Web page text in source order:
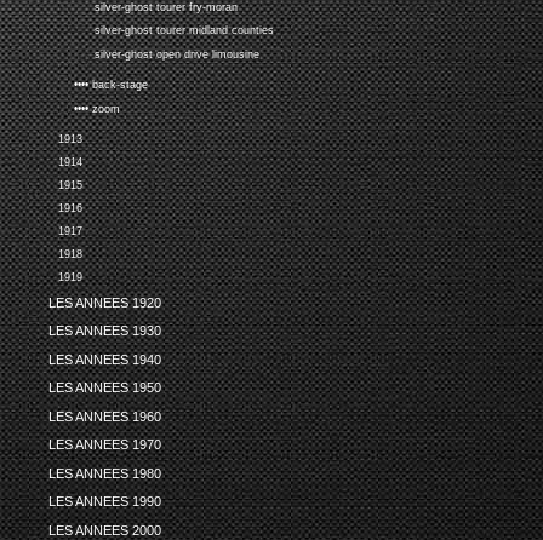
silver-ghost tourer fry-moran
silver-ghost tourer midland counties
silver-ghost open drive limousine
•••• back-stage
•••• zoom
1913
1914
1915
1916
1917
1918
1919
LES ANNEES 1920
LES ANNEES 1930
LES ANNEES 1940
LES ANNEES 1950
LES ANNEES 1960
LES ANNEES 1970
LES ANNEES 1980
LES ANNEES 1990
LES ANNEES 2000